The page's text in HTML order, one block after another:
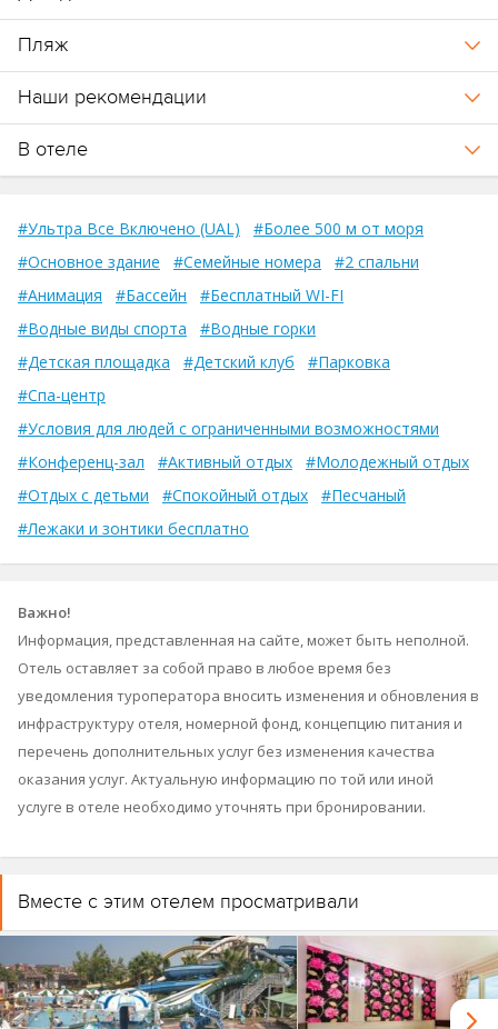
Пляж
Наши рекомендации
В отеле
#Ультра Все Включено (UAL)
#Более 500 м от моря
#Основное здание
#Семейные номера
#2 спальни
#Анимация
#Бассейн
#Бесплатный WI-FI
#Водные виды спорта
#Водные горки
#Детская площадка
#Детский клуб
#Парковка
#Спа-центр
#Условия для людей с ограниченными возможностями
#Конференц-зал
#Активный отдых
#Молодежный отдых
#Отдых с детьми
#Спокойный отдых
#Песчаный
#Лежаки и зонтики бесплатно
Важно!
Информация, представленная на сайте, может быть неполной.
Отель оставляет за собой право в любое время без
уведомления туроператора вносить изменения и обновления в
инфраструктуру отеля, номерной фонд, концепцию питания и
перечень дополнительных услуг без изменения качества
оказания услуг. Актуальную информацию по той или иной
услуге в отеле необходимо уточнять при бронировании.
Вместе с этим отелем просматривали